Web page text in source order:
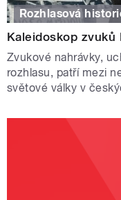
Rozhlasová
Kaleidoskop zvuků
Zvukové nahrávky,
rozhlasu, patří mezi
světové války v